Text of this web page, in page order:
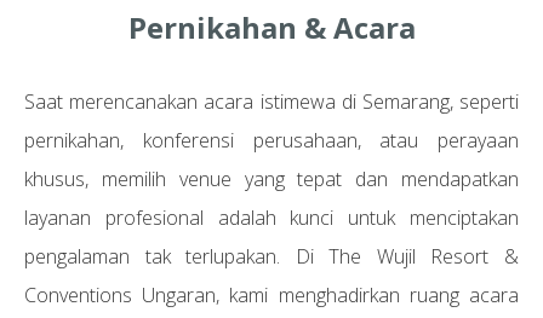
Pernikahan & Acara
Saat merencanakan acara istimewa di Semarang, seperti
pernikahan, konferensi perusahaan, atau perayaan
khusus, memilih venue yang tepat dan mendapatkan
layanan profesional adalah kunci untuk menciptakan
pengalaman tak terlupakan. Di The Wujil Resort &
Conventions Ungaran, kami menghadirkan ruang acara